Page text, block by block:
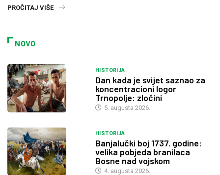
PROČITAJ VIŠE
NOVO
HISTORIJA
Dan kada je svijet saznao za
koncentracioni logor
Trnopolje: zločini
5. augusta 2026.
HISTORIJA
Banjalučki boj 1737. godine:
velika pobjeda branilaca
Bosne nad vojskom
4. augusta 2026.